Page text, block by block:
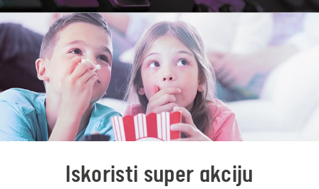
Iskoristi super akciju